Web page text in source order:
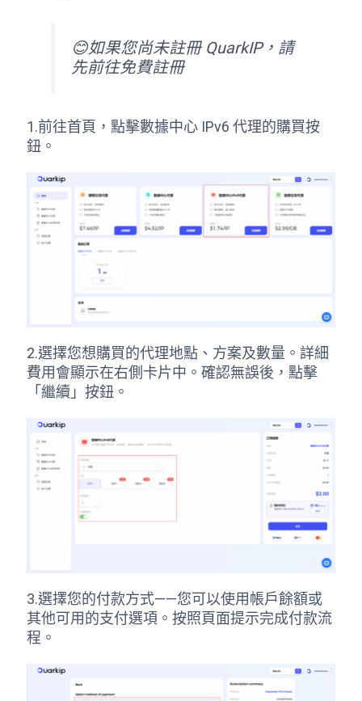
😊如果您尚未註冊 QuarkIP，請
先前往免費註冊
1.前往首頁，點擊數據中心 IPv6 代理的購買按
鈕。
2.選擇您想購買的代理地點、方案及數量。詳細
費用會顯示在右側卡片中。確認無誤後，點擊
「繼續」按鈕。
3.選擇您的付款方式——您可以使用帳戶餘額或
其他可用的支付選項。按照頁面提示完成付款流
程。